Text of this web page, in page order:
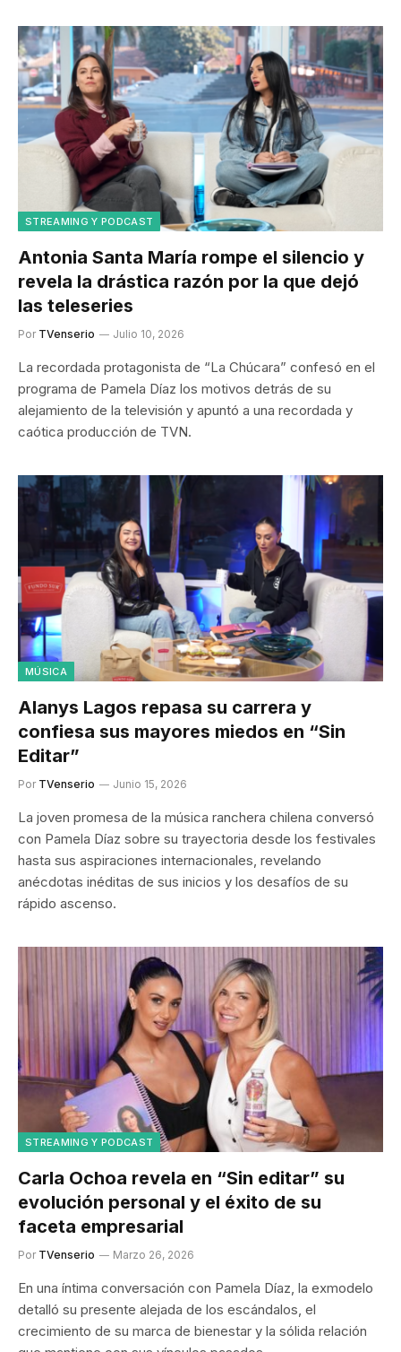
STREAMING Y PODCAST
Antonia Santa María rompe el silencio y
revela la drástica razón por la que dejó
las teleseries
Por TVenserio Julio 10, 2026
La recordada protagonista de “La Chúcara” confesó en el
programa de Pamela Díaz los motivos detrás de su
alejamiento de la televisión y apuntó a una recordada y
caótica producción de TVN.
MÚSICA
Alanys Lagos repasa su carrera y
confiesa sus mayores miedos en “Sin
Editar”
Por TVenserio Junio 15, 2026
La joven promesa de la música ranchera chilena conversó
con Pamela Díaz sobre su trayectoria desde los festivales
hasta sus aspiraciones internacionales, revelando
anécdotas inéditas de sus inicios y los desafíos de su
rápido ascenso.
STREAMING Y PODCAST
Carla Ochoa revela en “Sin editar” su
evolución personal y el éxito de su
faceta empresarial
Por TVenserio Marzo 26, 2026
En una íntima conversación con Pamela Díaz, la exmodelo
detalló su presente alejada de los escándalos, el
crecimiento de su marca de bienestar y la sólida relación